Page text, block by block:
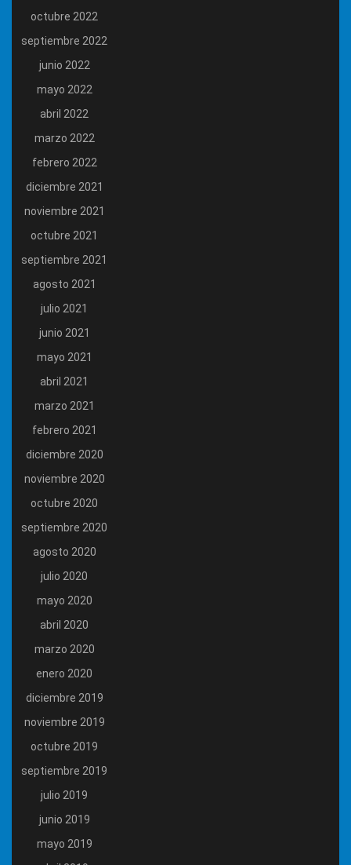
octubre 2022
septiembre 2022
junio 2022
mayo 2022
abril 2022
marzo 2022
febrero 2022
diciembre 2021
noviembre 2021
octubre 2021
septiembre 2021
agosto 2021
julio 2021
junio 2021
mayo 2021
abril 2021
marzo 2021
febrero 2021
diciembre 2020
noviembre 2020
octubre 2020
septiembre 2020
agosto 2020
julio 2020
mayo 2020
abril 2020
marzo 2020
enero 2020
diciembre 2019
noviembre 2019
octubre 2019
septiembre 2019
julio 2019
junio 2019
mayo 2019